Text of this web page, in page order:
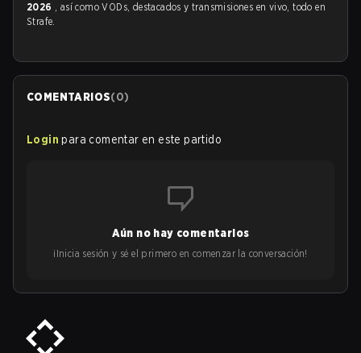
2026 , así como VODs, destacados y transmisiones en vivo, todo en
Strafe.
COMENTARIOS(0)
Login para comentar en este partido
Aún no hay comentarios
¡Inicia sesión y sé el primero en comenzar la conversación!